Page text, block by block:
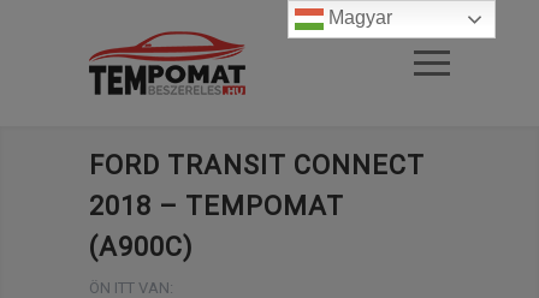
FORD TRANSIT CONNECT
2018 – TEMPOMAT
(A900C)
ÖN ITT VAN:
Magyar